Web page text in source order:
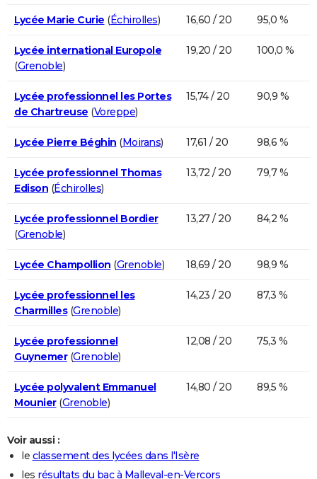
Lycée Marie Curie (Échirolles) 16,60 / 20 95,0 %
Lycée international Europole
(Grenoble)
19,20 / 20 100,0 %
Lycée professionnel les Portes
de Chartreuse (Voreppe)
15,74 / 20 90,9 %
Lycée Pierre Béghin (Moirans) 17,61 / 20 98,6 %
Lycée professionnel Thomas
Edison (Échirolles)
13,72 / 20 79,7 %
Lycée professionnel Bordier
(Grenoble)
13,27 / 20 84,2 %
Lycée Champollion (Grenoble) 18,69 / 20 98,9 %
Lycée professionnel les
Charmilles(Grenoble)
14,23 / 20 87,3 %
Lycée professionnel
Guynemer(Grenoble)
12,08 / 20 75,3 %
Lycée polyvalent Emmanuel
Mounier(Grenoble)
14,80 / 20 89,5 %
Voir aussi :
le classement des lycées dans l'Isère
les résultats du bac à Malleval-en-Vercors